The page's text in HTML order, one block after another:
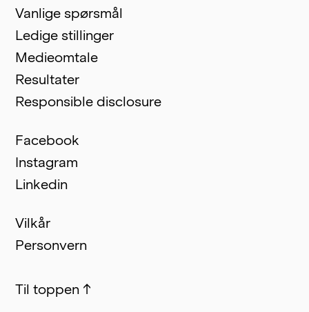
Vanlige spørsmål
Ledige stillinger
Medieomtale
Resultater
Responsible disclosure
Facebook
Instagram
Linkedin
Vilkår
Personvern
Til toppen ↑